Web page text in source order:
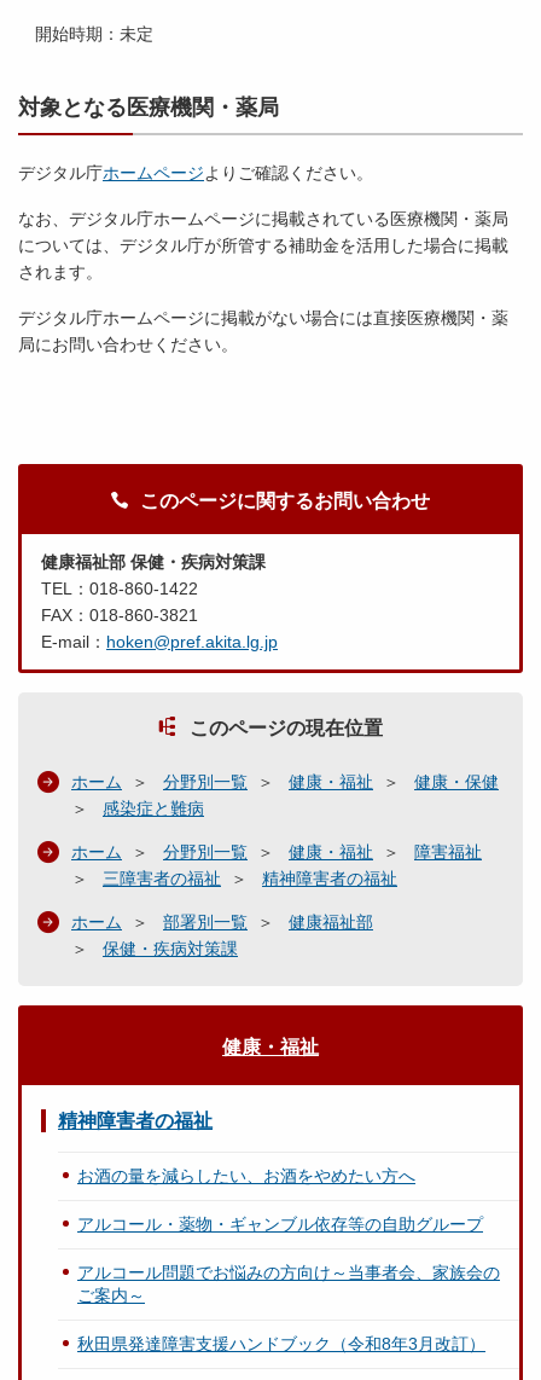
開始時期：未定
対象となる医療機関・薬局
デジタル庁ホームページよりご確認ください。
なお、デジタル庁ホームページに掲載されている医療機関・薬局
については、デジタル庁が所管する補助金を活用した場合に掲載
されます。
デジタル庁ホームページに掲載がない場合には直接医療機関・薬
局にお問い合わせください。
このページに関するお問い合わせ
健康福祉部 保健・疾病対策課
TEL：018-860-1422
FAX：018-860-3821
E-mail： hoken@pref.akita.lg.jp
このページの現在位置
ホーム 分野別一覧 健康・福祉
健康・保健
感染症と難病
ホーム 分野別一覧 健康・福祉
障害福祉
三障害者の福祉
精神障害者の福祉
ホーム 部署別一覧
健康福祉部
保健・疾病対策課
健康・福祉
精神障害者の福祉
お酒の量を減らしたい、お酒をやめたい方へ
アルコール・薬物・ギャンブル依存等の自助グループ
アルコール問題でお悩みの方向け～当事者会、家族会の
ご案内～
秋田県発達障害支援ハンドブック（令和8年3月改訂）